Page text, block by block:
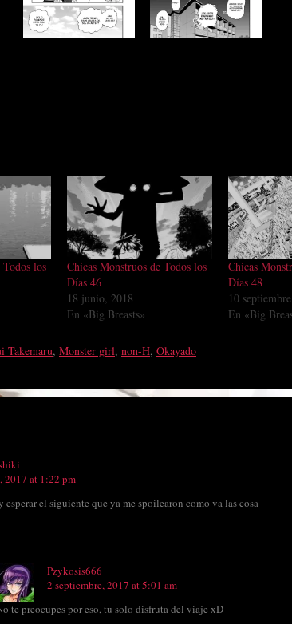
los
Chicas Monstruos de Todos los
Días 46
18 junio, 2018
En «Big Breasts»
Chicas
Días 48
10
En «Big
Takemaru, Monster girl, non-H, Okayado
2017 at 1:22 pm
esperar el siguiente que ya me spoilearon como va las cosa
Pzykosis666
2 septiembre, 2017 at 5:01 am
te preocupes por eso, tu solo disfruta del viaje xD